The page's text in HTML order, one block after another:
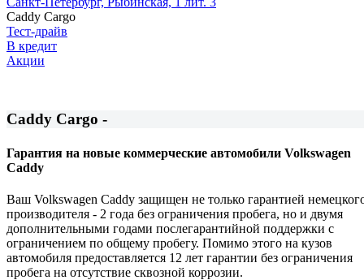
Caddy Cargo
Тест-драйв
В кредит
Акции
Caddy Cargo -
Гарантия на новые коммерческие автомобили Volkswagen
Caddy
Ваш Volkswagen Caddy защищен не только гарантией
производителя - 2 года без ограничения пробега, но и двумя
дополнительными годами послегарантийной поддержки с
ограничением по общему пробегу. Помимо этого на кузов
автомобиля предоставляется 12 лет гарантии без ограничения
пробега на отсутствие сквозной коррозии.